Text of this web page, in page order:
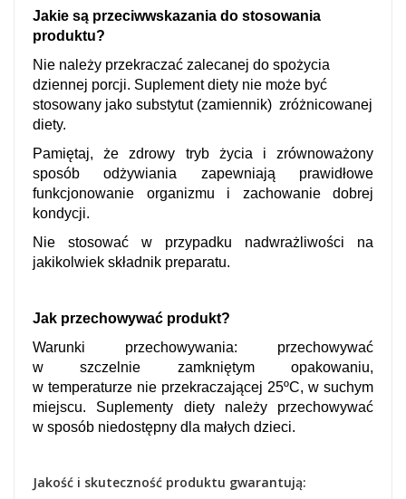
Jakie są przeciwwskazania do stosowania
produktu?
Nie należy przekraczać zalecanej do spożycia
dziennej porcji. Suplement diety nie może być
stosowany jako substytut (zamiennik) zróżnicowanej
diety.
Pamiętaj, że zdrowy tryb życia i zrównoważony
sposób odżywiania zapewniają prawidłowe
funkcjonowanie organizmu i zachowanie dobrej
kondycji.
Nie stosować w przypadku nadwrażliwości na
jakikolwiek składnik preparatu.
Jak przechowywać produkt?
Warunki przechowywania: przechowywać
w szczelnie zamkniętym opakowaniu,
w temperaturze nie przekraczającej 25ºC, w suchym
miejscu. Suplementy diety należy przechowywać
w sposób niedostępny dla małych dzieci.
Jakość i skuteczność produktu gwarantują: